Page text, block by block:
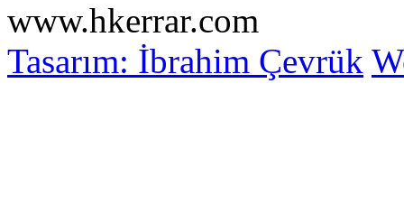
www.hkerrar.com
Tasarım: İbrahim Çevrük